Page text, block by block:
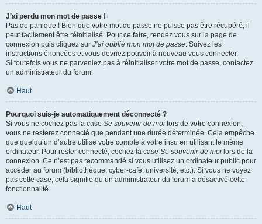
J’ai perdu mon mot de passe !
Pas de panique ! Bien que votre mot de passe ne puisse pas être récupéré, il
peut facilement être réinitialisé. Pour ce faire, rendez vous sur la page de
connexion puis cliquez sur J’ai oublié mon mot de passe. Suivez les
instructions énoncées et vous devriez pouvoir à nouveau vous connecter.
Si toutefois vous ne parveniez pas à réinitialiser votre mot de passe, contactez
un administrateur du forum.
Haut
Pourquoi suis-je automatiquement déconnecté ?
Si vous ne cochez pas la case Se souvenir de moi lors de votre connexion,
vous ne resterez connecté que pendant une durée déterminée. Cela empêche
que quelqu’un d’autre utilise votre compte à votre insu en utilisant le même
ordinateur. Pour rester connecté, cochez la case Se souvenir de moi lors de la
connexion. Ce n’est pas recommandé si vous utilisez un ordinateur public pour
accéder au forum (bibliothèque, cyber-café, université, etc.). Si vous ne voyez
pas cette case, cela signifie qu’un administrateur du forum a désactivé cette
fonctionnalité.
Haut